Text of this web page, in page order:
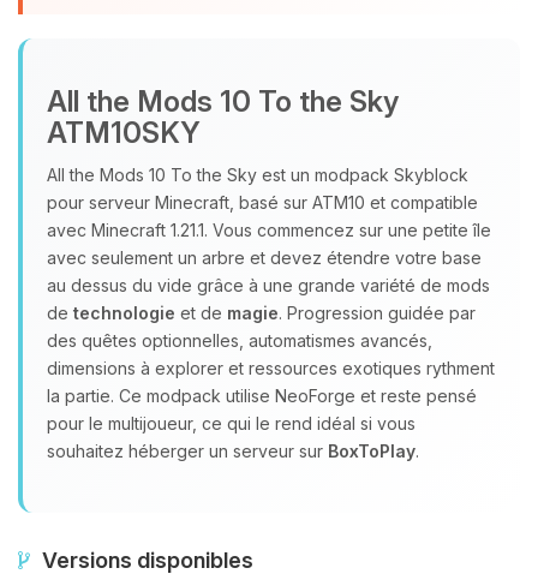
All the Mods 10 To the Sky
ATM10SKY
All the Mods 10 To the Sky est un modpack Skyblock
pour serveur Minecraft, basé sur ATM10 et compatible
avec Minecraft 1.21.1. Vous commencez sur une petite île
avec seulement un arbre et devez étendre votre base
au dessus du vide grâce à une grande variété de mods
de technologie et de magie. Progression guidée par
des quêtes optionnelles, automatismes avancés,
dimensions à explorer et ressources exotiques rythment
la partie. Ce modpack utilise NeoForge et reste pensé
pour le multijoueur, ce qui le rend idéal si vous
souhaitez héberger un serveur sur BoxToPlay.
Versions disponibles
assistant BoxToPlay. Dis-moi ce dont
tu as besoin et je vais remuer mes
petits circuits pour t’aider.
07/08/2026 à 05:41